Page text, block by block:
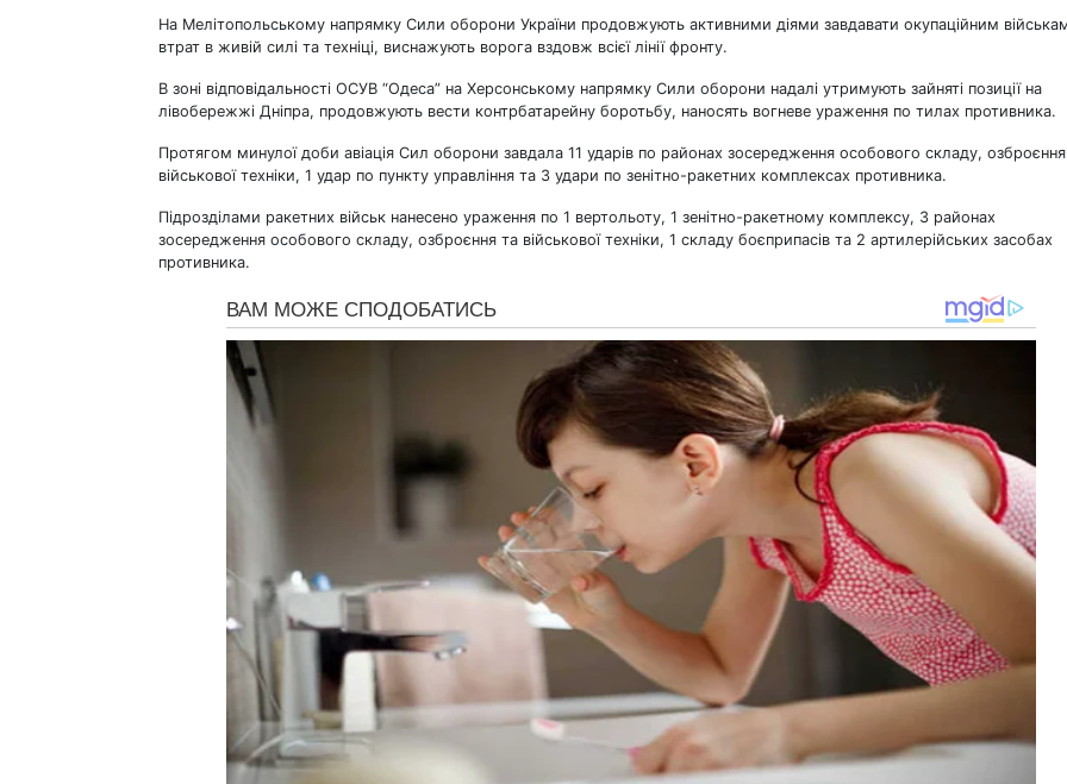
На Мелітопольському напрямку Сили оборони України продовжують активними діями завдавати окупаційним
втрат в живій силі та техніці, виснажують ворога вздовж всієї лінії фронту.
В зоні відповідальності ОСУВ “Одеса” на Херсонському напрямку Сили оборони надалі утримують зайняті позиції на
лівобережжі Дніпра, продовжують вести контрбатарейну боротьбу, наносять вогневе ураження по тилах противника.
Протягом минулої доби авіація Сил оборони завдала 11 ударів по районах зосередження особового складу,
військової техніки, 1 удар по пункту управління та 3 удари по зенітно-ракетних комплексах противника.
Підрозділами ракетних військ нанесено ураження по 1 вертольоту, 1 зенітно-ракетному комплексу, 3 районах
зосередження особового складу, озброєння та військової техніки, 1 складу боєприпасів та 2 артилерійських засобах
противника.